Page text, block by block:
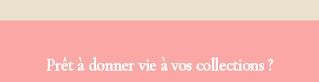
Prêt à donner vie à vos collections ?